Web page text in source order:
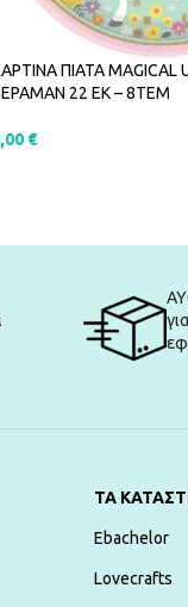
ΠΙΑΤΑ MAGICAL
22 ΕΚ – 8ΤΕΜ
€
ΤΑ
Ebachelor
Lovecrafts